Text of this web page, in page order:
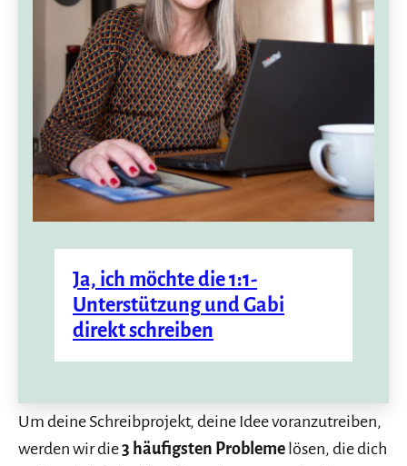
Ja, ich möchte die 1:1-
Unterstützung und Gabi
direkt schreiben
Um deine Schreibprojekt, deine Idee voranzutreiben,
werden wir die3 häufigsten Probleme lösen, die dich